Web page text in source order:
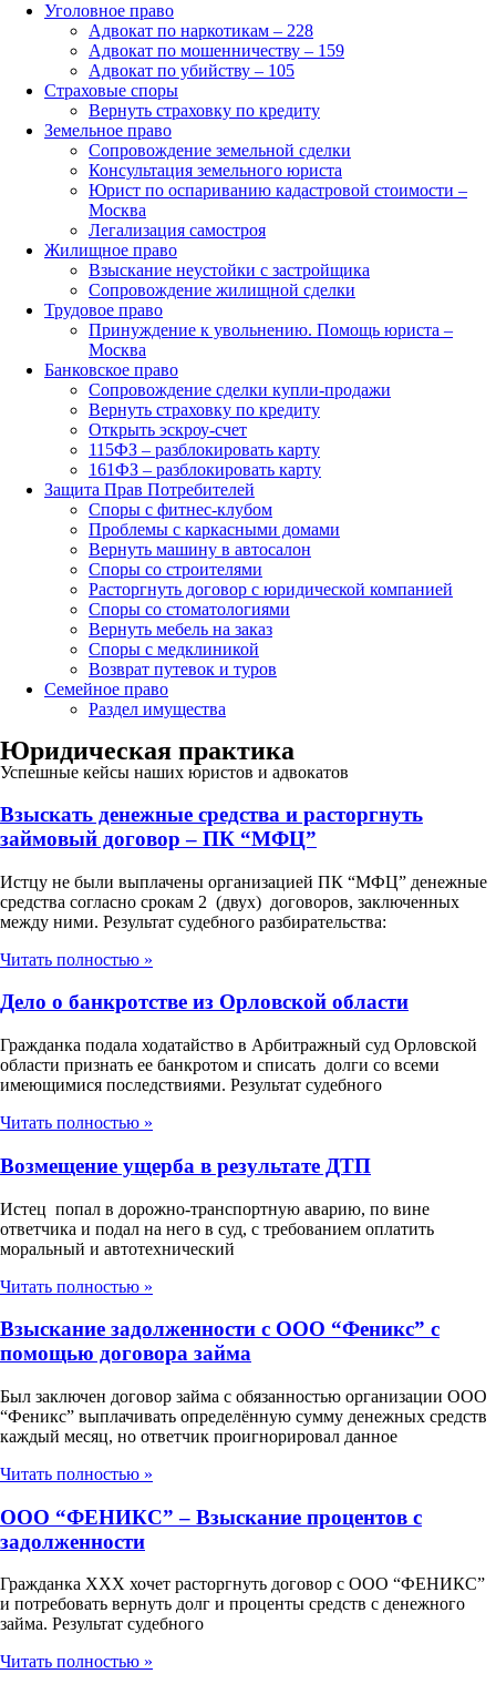
Уголовное право
Адвокат по наркотикам – 228
Адвокат по мошенничеству – 159
Адвокат по убийству – 105
Страховые споры
Вернуть страховку по кредиту
Земельное право
Сопровождение земельной сделки
Консультация земельного юриста
Юрист по оспариванию кадастровой стоимости –
Москва
Легализация самостроя
Жилищное право
Взыскание неустойки с застройщика
Сопровождение жилищной сделки
Трудовое право
Принуждение к увольнению. Помощь юриста –
Москва
Банковское право
Сопровождение сделки купли-продажи
Вернуть страховку по кредиту
Открыть эскроу-счет
115ФЗ – разблокировать карту
161ФЗ – разблокировать карту
Защита Прав Потребителей
Споры с фитнес-клубом
Проблемы с каркасными домами
Вернуть машину в автосалон
Споры со строителями
Расторгнуть договор с юридической компанией
Споры со стоматологиями
Вернуть мебель на заказ
Споры с медклиникой
Возврат путевок и туров
Семейное право
Раздел имущества
Юридическая практика
Успешные кейсы наших юристов и адвокатов
Взыскать денежные средства и расторгнуть
займовый договор – ПК “МФЦ”
Истцу не были выплачены организацией ПК “МФЦ” денежные
средства согласно срокам 2 (двух) договоров, заключенных
между ними. Результат судебного разбирательства:
Читать полностью »
Дело о банкротстве из Орловской области
Гражданка подала ходатайство в Арбитражный суд Орловской
области признать ее банкротом и списать долги со всеми
имеющимися последствиями. Результат судебного
Читать полностью »
Возмещение ущерба в результате ДТП
Истец попал в дорожно-транспортную аварию, по вине
ответчика и подал на него в суд, с требованием оплатить
моральный и автотехнический
Читать полностью »
Взыскание задолженности с ООО “Феникс” с
помощью договора займа
Был заключен договор займа с обязанностью организации ООО
“Феникс” выплачивать определённую сумму денежных средств
каждый месяц, но ответчик проигнорировал данное
Читать полностью »
ООО “ФЕНИКС” – Взыскание процентов с
задолженности
Гражданка ХХХ хочет расторгнуть договор с ООО “ФЕНИКС”
и потребовать вернуть долг и проценты средств с денежного
займа. Результат судебного
Читать полностью »